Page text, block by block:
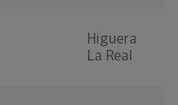
Higuera
La Real